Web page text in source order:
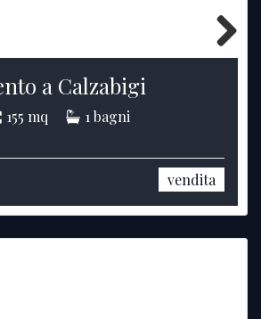
Next
a Calzabigi
155 mq
1 bagni
vendita